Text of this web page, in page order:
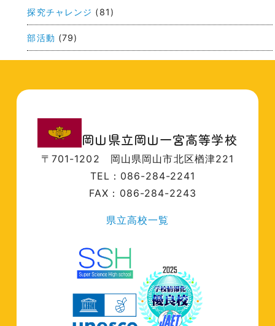
探究チャレンジ (81)
部活動 (79)
岡山県立岡山一宮高等学校
〒701-1202 岡山県岡山市北区楢津221
TEL：086-284-2241
FAX：086-284-2243
県立高校一覧